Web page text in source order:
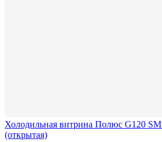
Холодильная витрина Полюс G120
(открытая)